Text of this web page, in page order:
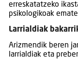
erreskatatzeko
psikologikoak
Larrialdiak
Arizmendik beren
larrialdiak eta